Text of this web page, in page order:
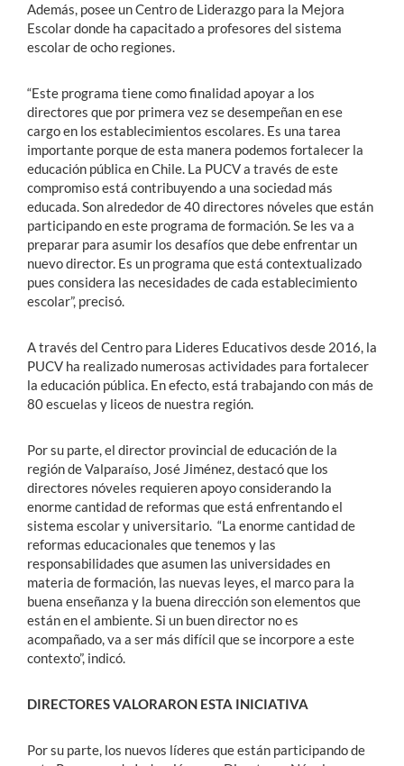
Además, posee un Centro de Liderazgo para la Mejora
Escolar donde ha capacitado a profesores del sistema
escolar de ocho regiones.
“Este programa tiene como finalidad apoyar a los
directores que por primera vez se desempeñan en ese
cargo en los establecimientos escolares. Es una tarea
importante porque de esta manera podemos fortalecer la
educación pública en Chile. La PUCV a través de este
compromiso está contribuyendo a una sociedad más
educada. Son alrededor de 40 directores nóveles que están
participando en este programa de formación. Se les va a
preparar para asumir los desafíos que debe enfrentar un
nuevo director. Es un programa que está contextualizado
pues considera las necesidades de cada establecimiento
escolar”, precisó.
A través del Centro para Lideres Educativos desde 2016, la
PUCV ha realizado numerosas actividades para fortalecer
la educación pública. En efecto, está trabajando con más de
80 escuelas y liceos de nuestra región.
Por su parte, el director provincial de educación de la
región de Valparaíso, José Jiménez, destacó que los
directores nóveles requieren apoyo considerando la
enorme cantidad de reformas que está enfrentando el
sistema escolar y universitario. “La enorme cantidad de
reformas educacionales que tenemos y las
responsabilidades que asumen las universidades en
materia de formación, las nuevas leyes, el marco para la
buena enseñanza y la buena dirección son elementos que
están en el ambiente. Si un buen director no es
acompañado, va a ser más difícil que se incorpore a este
contexto”, indicó.
DIRECTORES VALORARON ESTA INICIATIVA
Por su parte, los nuevos líderes que están participando de